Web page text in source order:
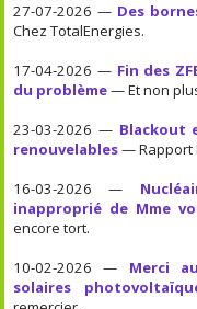
27-07-2026 — Des
Chez TotalEnergies.
17-04-2026 — Fin des
du problème— Et non
23-03-2026 — Blackout
renouvelables— Rapport
16-03-2026 —
inapproprié de Mme
encore tort.
10-02-2026 — Merci
solaires